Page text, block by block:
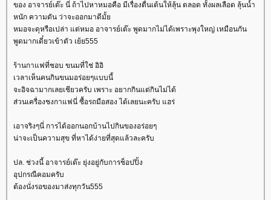
ของ อาจารย์เต๊ะ นี่ ถ้าไปหาหมอคือ มีเรื่องตื่นเต้นให้ลุ้น ตลอด ทั้งผลเลือด ลุ้นน้ำ
หนัก ความดัน ว่าจะออกมาดีมั้
หมอจะดุหรือเปล่า แต่หมอ อาจารย์เต๊ะ พูดมากไม่ได้เพราะพุงใหญ่ เหมือนกัน
พูดมากเดี๋ยวเข้าตัว เย้ย555
ร้านกาแฟที่ชอบ ขนมที่ใช่ อิอิ
เวลาเห็นคนกินขนมอร่อยๆแบบนี้
จะอิจฉามากเลยเชียวครับ เพราะ อยากกินแต่กินไม่ได้
ส่วนเครื่องชงกาแฟนี่ ซื้อรถมือสอง ได้เลยนะครับ แฮร่
เอาจริงๆนี่ การได้ออกนอกบ้านไปกินของอร่อยๆ
น่าจะเป็นความสุข ที่หาได้ง่ายที่สุดแล้วละครับ
ปล. ช่วงนี้ อาจารย์เต๊ะ ยุ่งอยู่กับการช็อปปิ้ง
อุปกรณืคอมครับ
ต้องนั่งรอของมาส่งทุกวัน555